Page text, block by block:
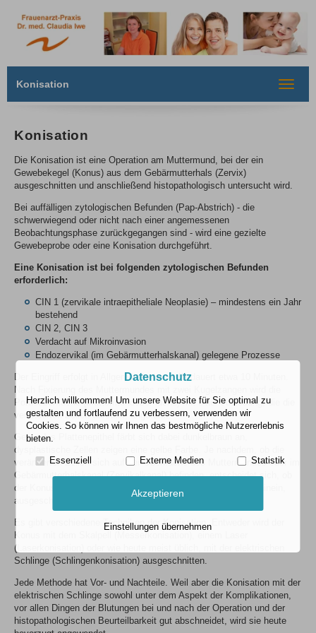
Konisation
Toggle
Konisation
Die Konisation ist eine Operation am Muttermund, bei der ein
Gewebekegel (Konus) aus dem Gebärmutterhals (Zervix)
ausgeschnitten und anschließend histopathologisch untersucht wird.
Bei auffälligen zytologischen Befunden (Pap-Abstrich) - die
schwerwiegend oder nicht nach einer angemessenen
Beobachtungsphase zurückgegangen sind - wird eine gezielte
Gewebeprobe oder eine Konisation durchgeführt.
Eine Konisation ist bei folgenden zytologischen Befunden
erforderlich:
CIN 1 (zervikale intraepitheliale Neoplasie) – mindestens ein Jahr
bestehend
CIN 2, CIN 3
Verdacht auf Mikroinvasion
Endozervikal (im Gebärmutterhalskanal) gelegene Prozesse
Der Eingriff erfolgt in Allgemeinnarkose. Er dauert etwa 10 Minuten.
Nach Fixierung des Muttermundes mit zwei Kugelzangen wird die
Portiooberfläche (Muttermundoberfläche) mit einer Jodlösung, die die
veränderten Zellen darstellt, angefärbt.
Gesundes Plattenepithel färbt sich dabei dunkelbraun an,
dysplastische Zellen zeigen eine gelbe Farbe. Je nachdem, ob die
veränderten Zellen sich auf der Oberfläche des Muttermundes oder im
Gebärmutterhalskanal (Zervikalkanal) befinden, entscheidet sich, ob
der Konus sehr flach oder etwas tiefer, in den Zervikalkanal hinein,
ausgeschnitten werden muss.
Es gibt verschiedene Techniken der Konisation. Entweder wird der
Konus mit dem Skalpell (Messerkonisation), einem Laser
(Laserkonisation) oder wie heute meist üblich, mit der elektrischen
Schlinge (Schlingenkonisation) ausgeschnitten.
Jede Methode hat Vor- und Nachteile. Weil aber die Konisation mit der
elektrischen Schlinge sowohl unter dem Aspekt der Komplikationen,
vor allen Dingen der Blutungen bei und nach der Operation und der
histopathologischen Beurteilbarkeit gut abschneidet, wird sie heute
Datenschutz
Herzlich willkommen! Um unsere Website für Sie optimal zu
gestalten und fortlaufend zu verbessern, verwenden wir
Cookies. So können wir Ihnen das bestmögliche Nutzererlebnis
bieten.
Essenziell Externe Medien Statistik
Akzeptieren
Einstellungen übernehmen